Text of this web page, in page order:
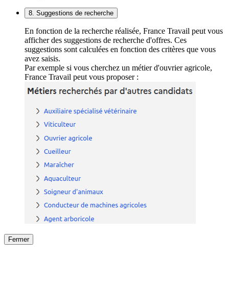
8. Suggestions de recherche
En fonction de la recherche réalisée, France Travail peut vous
afficher des suggestions de recherche d'offres. Ces
suggestions sont calculées en fonction des critères que vous
avez saisis.
Par exemple si vous cherchez un métier d'ouvrier agricole,
France Travail peut vous proposer :
Fermer